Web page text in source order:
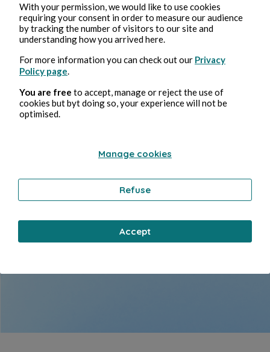
Panodyssey Pro est pensé pour
écrivains auto-édités
qui veulent franchir un cap en s'équipant d'outils
professionnels et d'un support dédié, afin d'optimiser la qualité
With your permission, we would like to use cookies
requiring your consent in order to measure our audience
by tracking the number of visitors to our site and
understanding how you arrived here.
For more information you can check out our Privacy
Policy page
You are free to accept, manage or reject the use of
cookies but byt doing so, your experience will not be
optimised.
Manage cookies
Refuse
Accept